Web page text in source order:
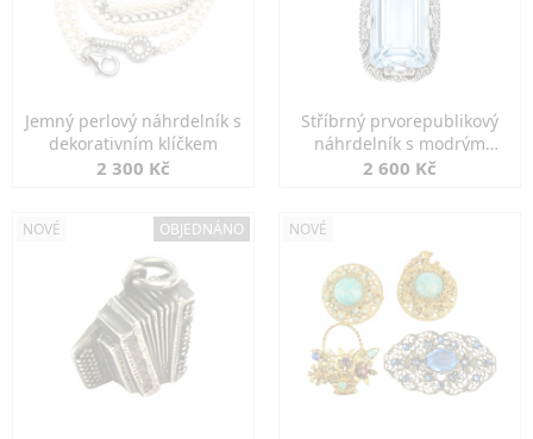
Jemný perlový náhrdelník s
dekorativním klíčkem
2 300 Kč
Stříbrný prvorepublikový
náhrdelník s modrým
spinelem
2 600 Kč
NOVÉ OBJEDNÁNO NOVÉ